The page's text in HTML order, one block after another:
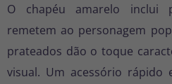
O chapéu amarelo inclui
remetem ao personagem
prateados dão o toque
visual. Um acessório